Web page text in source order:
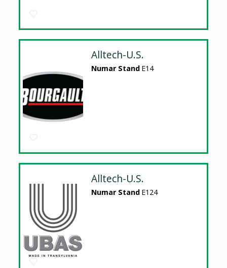
Alltech-U.S.
Numar Stand E14
Alltech-U.S.
Numar Stand E124